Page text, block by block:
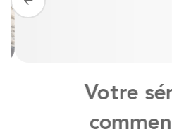
Votre